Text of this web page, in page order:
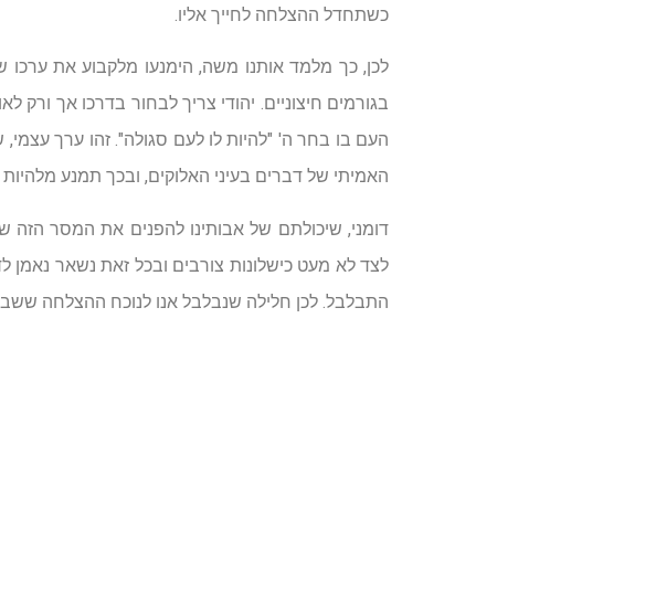
כשתחדל ההצלחה לחייך אליו.
לכן, כך מלמד אותנו משה, הימנעו מלקבוע את ערכו
בגורמים חיצוניים. יהודי צריך לבחור בדרכו אך
העם בו בחר ה' "להיות לו לעם סגולה". זהו ערך
האמיתי של דברים בעיני האלוקים, ובכך תמנע
דומני, שיכולתם של אבותינו להפנים את המסר
לצד לא מעט כישלונות צורבים ובכל זאת נשאר נאמן
התבלבל. לכן חלילה שנבלבל אנו לנוכח ההצלחה